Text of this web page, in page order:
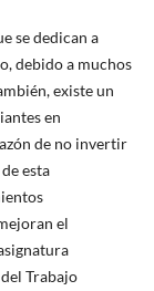
se dedican a
debido a muchos
existe un
en
de no invertir
esta
el
Trabajo